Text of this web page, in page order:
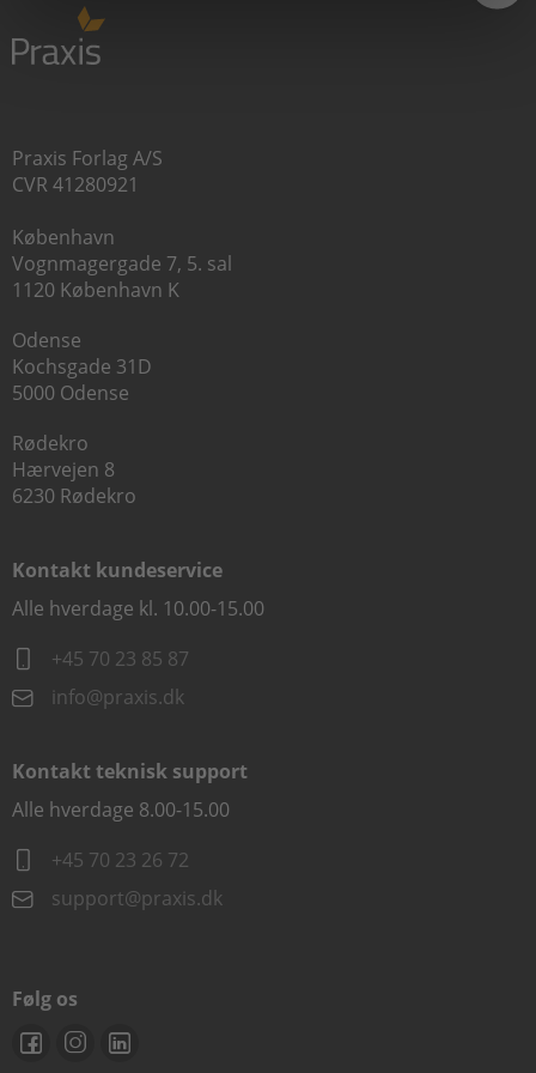
Praxis Forlag A/S
CVR 41280921
København
Vognmagergade 7, 5. sal
1120 København K
Odense
Kochsgade 31D
5000 Odense
Rødekro
Hærvejen 8
6230 Rødekro
Kontakt kundeservice
Alle hverdage kl. 10.00-15.00
+45 70 23 85 87
info@praxis.dk
Kontakt teknisk support
Alle hverdage 8.00-15.00
+45 70 23 26 72
support@praxis.dk
Følg os